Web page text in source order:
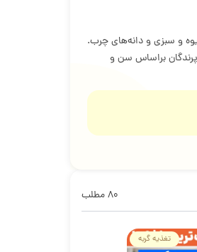
و سبزی و دانه‌های چرب.
براساس سن و
۸۰ مطلب
تغذیه گربه